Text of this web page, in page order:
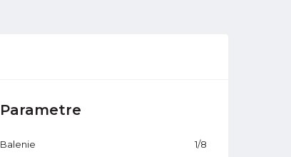
Parametre
Balenie 1/8